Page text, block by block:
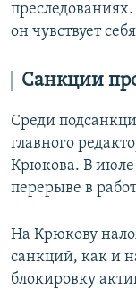
он чувствует
Санкции
Среди
главного
Крюкова. В июле
перерыве в
На Крюкову
санкций, как и
блокировку